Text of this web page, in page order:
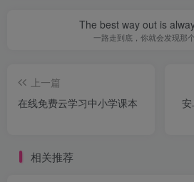
The best way out is
一路走到底，你就会发现那
上一篇
在线免费云学习中小学课本
相关推荐